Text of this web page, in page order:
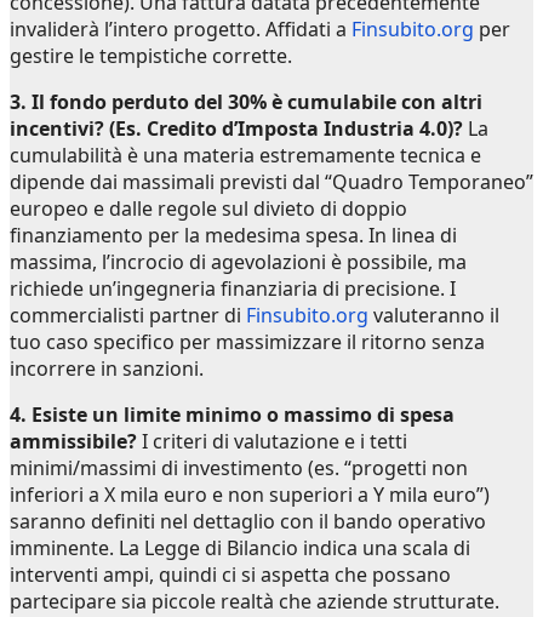
invaliderà l’intero progetto. Affidati a Finsubito.org per
gestire le tempistiche corrette.
3. Il fondo perduto del 30% è cumulabile con altri
incentivi? (Es. Credito d’Imposta Industria 4.0)? La
cumulabilità è una materia estremamente tecnica e
dipende dai massimali previsti dal “Quadro Temporaneo”
europeo e dalle regole sul divieto di doppio
finanziamento per la medesima spesa. In linea di
massima, l’incrocio di agevolazioni è possibile, ma
richiede un’ingegneria finanziaria di precisione. I
commercialisti partner di Finsubito.org valuteranno il
tuo caso specifico per massimizzare il ritorno senza
incorrere in sanzioni.
4. Esiste un limite minimo o massimo di spesa
ammissibile?I criteri di valutazione e i tetti
minimi/massimi di investimento (es. “progetti non
inferiori a X mila euro e non superiori a Y mila euro”)
saranno definiti nel dettaglio con il bando operativo
imminente. La Legge di Bilancio indica una scala di
interventi ampi, quindi ci si aspetta che possano
partecipare sia piccole realtà che aziende strutturate.